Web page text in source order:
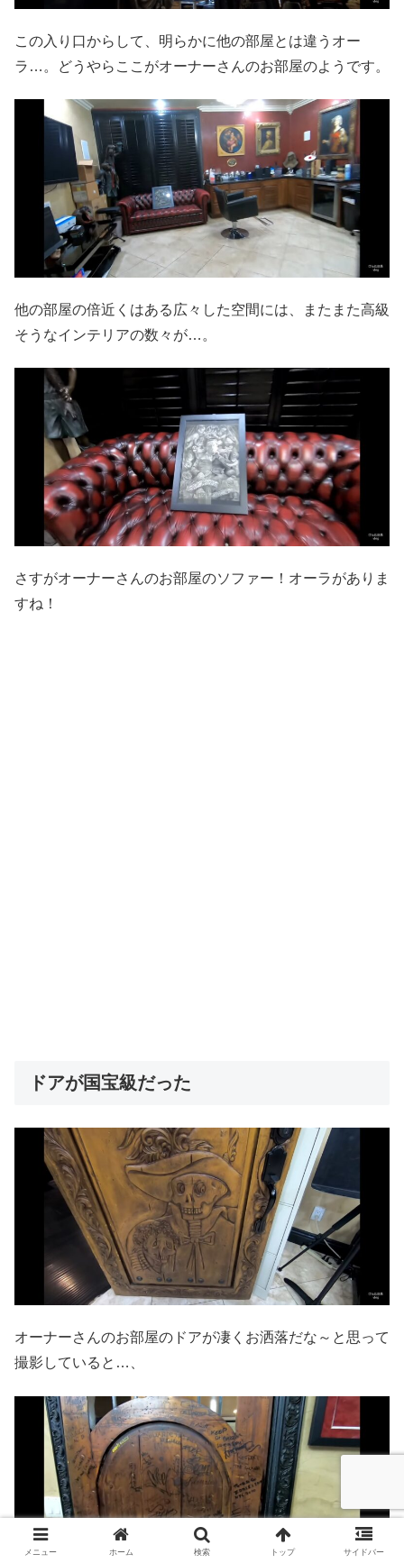
この入り口からして、明らかに他の部屋とは違うオー
ラ…。どうやらここがオーナーさんのお部屋のようです。
他の部屋の倍近くはある広々した空間には、またまた高級
そうなインテリアの数々が…。
さすがオーナーさんのお部屋のソファー！オーラがありま
すね！
ドアが国宝級だった
オーナーさんのお部屋のドアが凄くお洒落だな～と思って
撮影していると…、
メニュー ホーム 検索 トップ サイドバー